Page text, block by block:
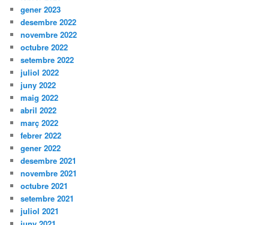
gener 2023
desembre 2022
novembre 2022
octubre 2022
setembre 2022
juliol 2022
juny 2022
maig 2022
abril 2022
març 2022
febrer 2022
gener 2022
desembre 2021
novembre 2021
octubre 2021
setembre 2021
juliol 2021